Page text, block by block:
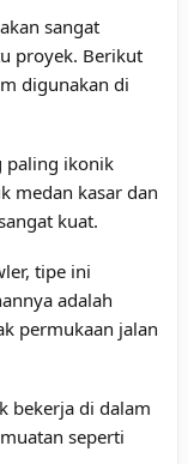
sangat
proyek. Berikut
digunakan di
paling ikonik
medan kasar dan
kuat.
tipe ini
adalah
permukaan jalan
bekerja di dalam
seperti